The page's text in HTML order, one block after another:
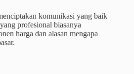
komunikasi yang baik
profesional biasanya
harga dan alasan mengapa